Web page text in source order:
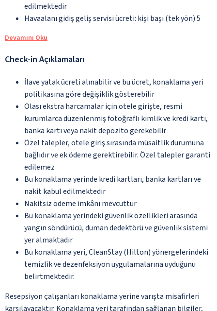
edilmektedir
Havaalanı gidiş geliş servisi ücreti: kişi başı (tek yön) 5
Devamını Oku
Check-in Açıklamaları
İlave yatak ücreti alınabilir ve bu ücret, konaklama yeri
politikasına göre değişiklik gösterebilir
Olası ekstra harcamalar için otele girişte, resmi
kurumlarca düzenlenmiş fotoğraflı kimlik ve kredi kartı,
banka kartı veya nakit depozito gerekebilir
Özel talepler, otele giriş sırasında müsaitlik durumuna
bağlıdır ve ek ödeme gerektirebilir. Özel talepler garanti
edilemez
Bu konaklama yerinde kredi kartları, banka kartları ve
nakit kabul edilmektedir
Nakitsiz ödeme imkânı mevcuttur
Bu konaklama yerindeki güvenlik özellikleri arasında
yangın söndürücü, duman dedektörü ve güvenlik sistemi
yer almaktadır
Bu konaklama yeri, CleanStay (Hilton) yönergelerindeki
temizlik ve dezenfeksiyon uygulamalarına uyduğunu
belirtmektedir.
Resepsiyon çalışanları konaklama yerine varışta misafirleri
karşılayacaktır. Konaklama yeri tarafından sağlanan bilgiler,